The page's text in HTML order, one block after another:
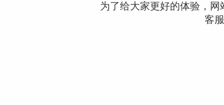
为了给大家更好的体验，
客